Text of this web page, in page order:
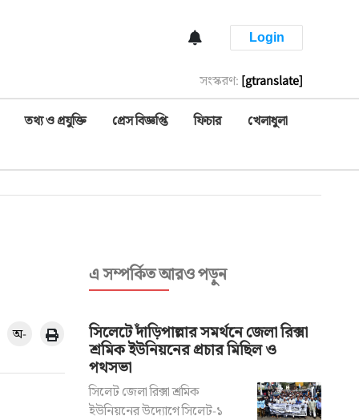
Login
সংস্করণ: [gtranslate]
তথ্য ও প্রযুক্তি প্রেস বিজ্ঞপ্তি ফিচার খেলাধুলা
অ-
এ সম্পর্কিত আরও পড়ুন
সিলেটে দাঁড়িপাল্লার সমর্থনে জেলা রিক্সা
শ্রমিক ইউনিয়নের প্রচার মিছিল ও
পথসভা
সিলেট জেলা রিক্সা শ্রমিক
ইউনিয়নের উদ্যোগে সিলেট-১